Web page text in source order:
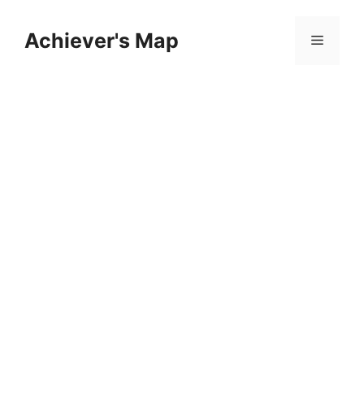
Achiever's Map 메